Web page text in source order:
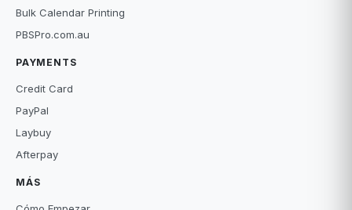
Bulk Calendar Printing
PBSPro.com.au
PAYMENTS
Credit Card
PayPal
Laybuy
Afterpay
MÁS